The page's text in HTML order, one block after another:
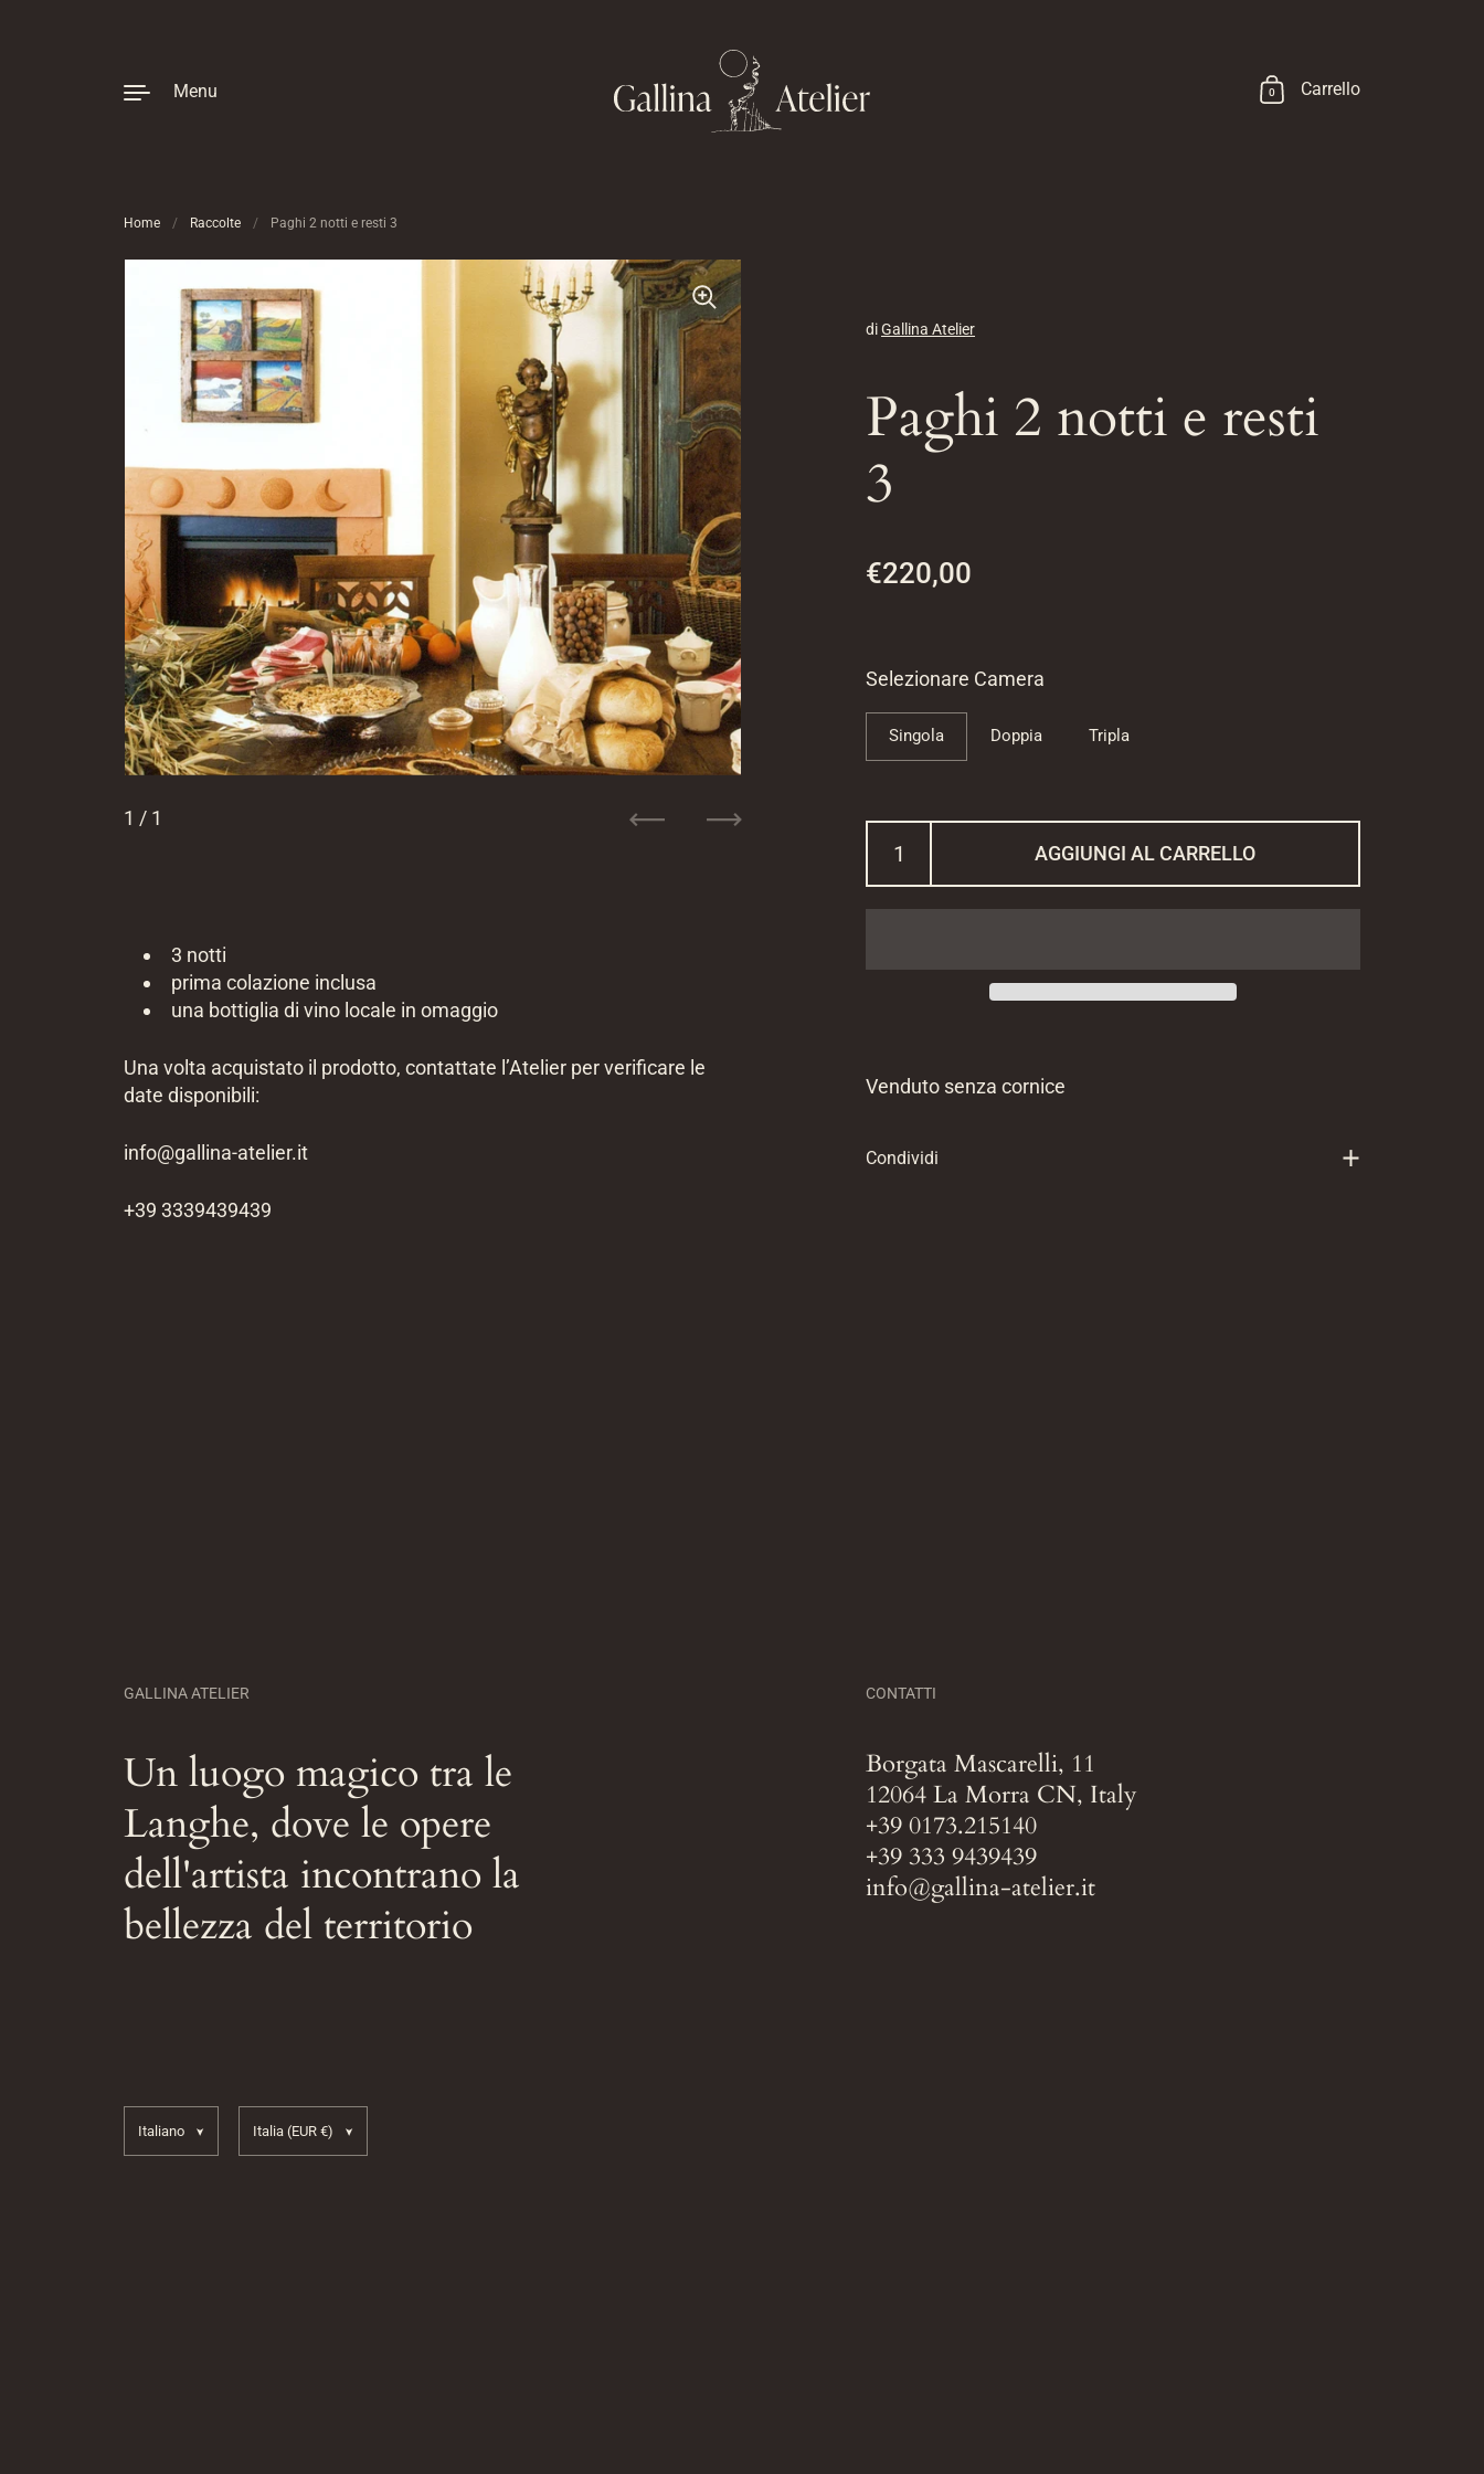
Menu 0 Carrello
Home / Raccolte / Paghi 2 notti e resti 3
Paghi 2 notti e resti
3
diGallina Atelier
Prezzo di listino
€220,00
Selezionare Camera
Singola Doppia Tripla
AGGIUNGI AL CARRELLO
Venduto senza cornice
Condividi
1 / 1
PrecedenteSuccessivo
3 notti
prima colazione inclusa
una bottiglia di vino locale in omaggio
Una volta acquistato il prodotto, contattate l’Atelier per verificare le
date disponibili:
info@gallina-atelier.it
+39 3339439439
GALLINA ATELIER
Un luogo magico tra le
Langhe, dove le opere
dell'artista incontrano la
bellezza del territorio
CONTATTI
Borgata Mascarelli, 11
12064 La Morra CN, Italy
+39 0173.215140
+39 333 9439439
info@gallina-atelier.it
Lingua
Italiano Paese/Area geografica
Italia (EUR €)